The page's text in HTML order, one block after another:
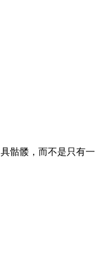
骷髅，而不是只有